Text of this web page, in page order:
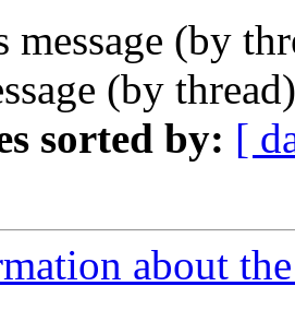
message (by
(by
sorted by: [
about